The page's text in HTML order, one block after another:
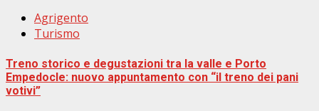
Agrigento
Turismo
Treno storico e degustazioni tra la valle e Porto
Empedocle: nuovo appuntamento con “il treno dei pani
votivi”